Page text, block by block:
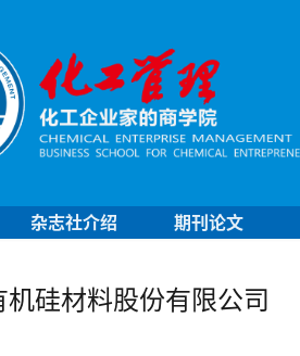
杂志社介绍 期刊论文
机硅材料股份有限公司